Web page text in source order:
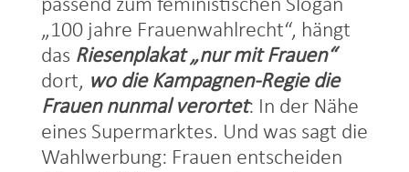
passend zum feministischen Slogan
„100 jahre Frauenwahlrecht“, hängt
das Riesenplakat „nur mit Frauen“
dort, wo die Kampagnen-Regie die
Frauen nunmal verortet: In der Nähe
eines Supermarktes. Und was sagt die
Wahlwerbung: Frauen entscheiden